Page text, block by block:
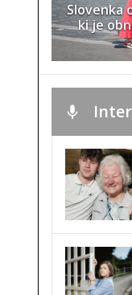
Slovenka
ki je